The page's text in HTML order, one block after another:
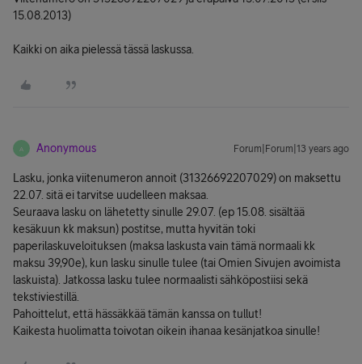
15.08.2013)
Kaikki on aika pielessä tässä laskussa.
A Anonymous Forum|Forum|13 years ago
Lasku, jonka viitenumeron annoit (31326692207029) on maksettu
22.07. sitä ei tarvitse uudelleen maksaa.
Seuraava lasku on lähetetty sinulle 29.07. (ep 15.08. sisältää
kesäkuun kk maksun) postitse, mutta hyvitän toki
paperilaskuveloituksen (maksa laskusta vain tämä normaali kk
maksu 39,90e), kun lasku sinulle tulee (tai Omien Sivujen avoimista
laskuista). Jatkossa lasku tulee normaalisti sähköpostiisi sekä
tekstiviestillä.
Pahoittelut, että hässäkkää tämän kanssa on tullut!
Kaikesta huolimatta toivotan oikein ihanaa kesänjatkoa sinulle!